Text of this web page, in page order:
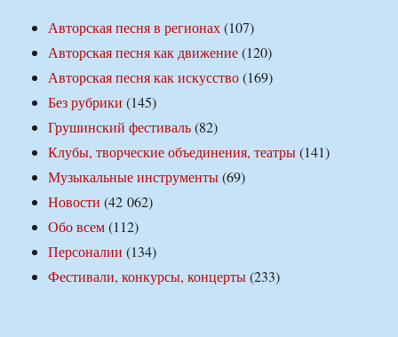
Авторская песня в регионах(107)
Авторская песня как движение(120)
Авторская песня как искусство(169)
Без рубрики (145)
Грушинский фестиваль(82)
Клубы, творческие объединения, театры(141)
Музыкальные инструменты(69)
Новости (42 062)
Обо всем(112)
Персоналии (134)
Фестивали, конкурсы, концерты(233)